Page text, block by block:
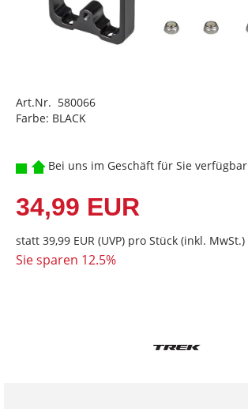
Art.Nr. 580066
Farbe: BLACK
Bei uns im Geschäft für Sie verfügbar
34,99 EUR
statt 39,99 EUR (UVP) pro Stück (inkl. MwSt.)
Sie sparen 12.5%